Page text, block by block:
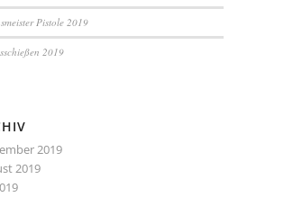
Pistole 2019
2019
2019
2019